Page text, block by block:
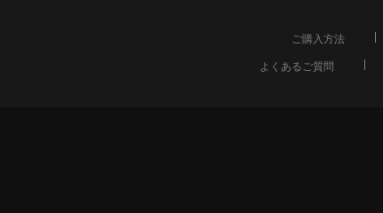
ご購入方法
よくあるご質問